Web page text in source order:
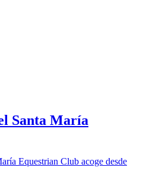
Santa María
Equestrian Club acoge desde